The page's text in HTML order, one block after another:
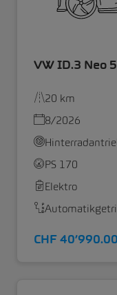
VW ID.3 Neo
20 km
8/2026
PS 170
Elektro
CHF 40’990.00